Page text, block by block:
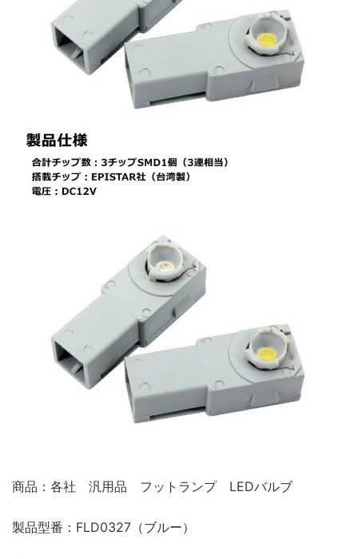
商品：各社 汎用品 フットランプ LEDバルブ
製品型番：FLD0327（ブルー）